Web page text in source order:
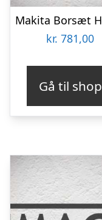
kr. 781,00
Gå til shop